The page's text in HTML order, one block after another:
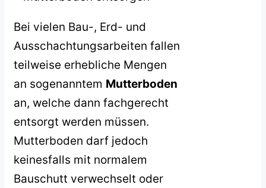
Bei vielen Bau-, Erd- und
Ausschachtungsarbeiten fallen
teilweise erhebliche Mengen
an sogenanntem Mutterboden
an, welche dann fachgerecht
entsorgt werden müssen.
Mutterboden darf jedoch
keinesfalls mit normalem
Bauschutt verwechselt oder